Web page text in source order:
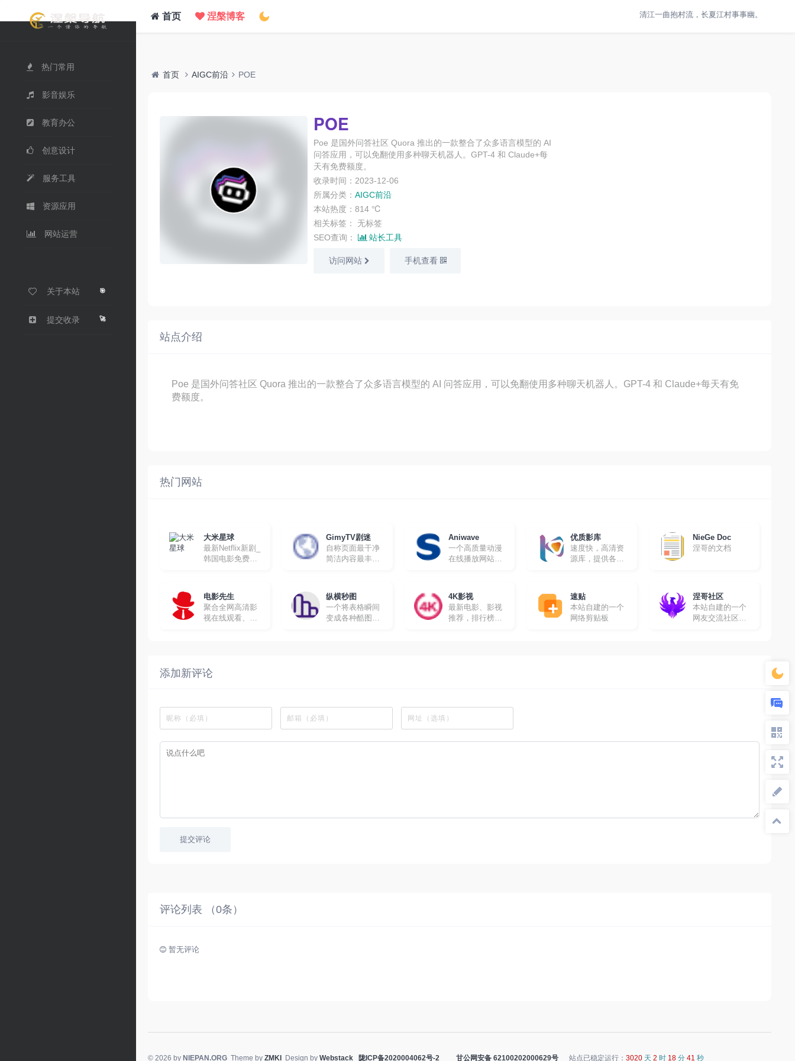
热门常用
影音娱乐
教育办公
创意设计
服务工具
资源应用
网站运营
关于本站 🎯
提交收录 🚀
首页 涅槃博客 清江一曲抱村流，长夏江村事事幽。
首页 AIGC前沿 POE
POE
Poe 是国外问答社区 Quora 推出的一款整合了众多语言模型的 AI
问答应用，可以免翻使用多种聊天机器人。GPT-4 和 Claude+每
天有免费额度。
收录时间：2023-12-06
所属分类： AIGC前沿
本站热度：814 ℃
相关标签： 无标签
SEO查询：
站长工具
访问网站 手机查看
站点介绍
Poe 是国外问答社区 Quora 推出的一款整合了众多语言模型的 AI 问答应用，可以免翻使用多种聊天机器人。GPT-4 和 Claude+每天有免
费额度。
热门网站
大米星球
最新Netflix新剧_
韩国电影免费在
GimyTV剧迷
自称页面最干净
简洁内容最丰富
Aniwave
一个高质量动漫
在线播放网站，
想要学习英文的
朋友。
优质影库
速度快，高清资
源库，提供各种
NieGe Doc
涅哥的文档
电影先生
聚合全网高清影
视在线观看、下
纵横秒图
一个将表格瞬间
变成各种酷图的
4K影视
最新电影、影视
推荐，排行榜、
速贴
本站自建的一个
网络剪贴板
涅哥社区
本站自建的一个
网友交流社区，
添加新评论
提交评论
评论列表 （0条）
暂无评论
© 2026 by NIEPAN.ORG Theme by ZMKI Design by Webstack 陇ICP备2020004062号-2 甘公网安备 62100202000629号 站点已稳定运行： 3020 天 2 时 18 分 42 秒